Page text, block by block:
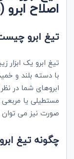
اصلاح
تیغ ابرو
تیغ ابرو یک ابزار
با دسته بلند و
ابروهای شما در
مستطیلی یا مربعی
صورت نیز می توان
چگونه تیغ